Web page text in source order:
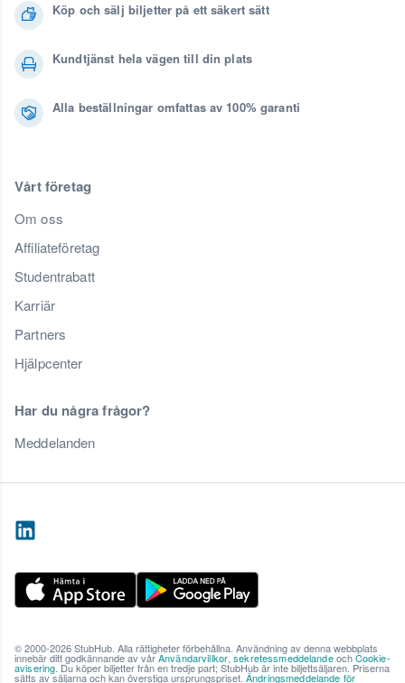
Köp och sälj biljetter på ett säkert sätt
Kundtjänst hela vägen till din plats
Alla beställningar omfattas av 100% garanti
Vårt företag
Om oss
Affiliateföretag
Studentrabatt
Karriär
Partners
Hjälpcenter
Har du några frågor?
Meddelanden
© 2000-2026 StubHub. Alla rättigheter förbehållna. Användning av denna webbplats
innebär ditt godkännande av vårAnvändarvillkor,sekretessmeddelandeochCookie-
avisering. Du köper biljetter från en tredje part; StubHub är inte biljettsäljaren. Priserna
sätts av säljarna och kan överstiga ursprungspriset. Ändringsmeddelande för